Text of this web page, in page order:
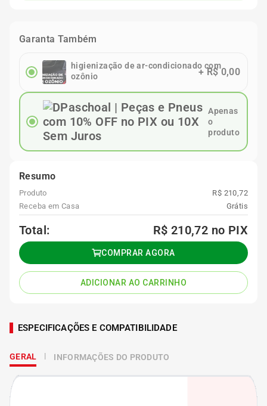
Garanta Também
higienização de ar-condicionado com
ozônio
+R$ 0,00
Apenas
o
produto
Resumo
Produto
R$ 210,72
Receba em Casa
Grátis
Total: R$ 210,72 no PIX
COMPRAR AGORA
ADICIONAR AO CARRINHO
ESPECIFICAÇÕES E COMPATIBILIDADE
GERAL INFORMAÇÕES DO PRODUTO